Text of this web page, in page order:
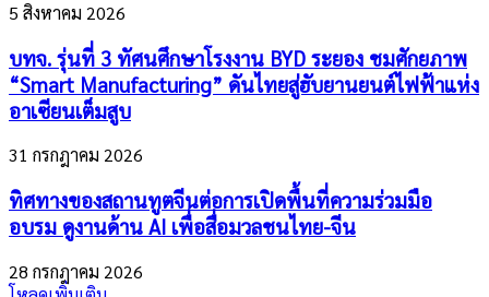
5 สิงหาคม 2026
บทจ. รุ่นที่ 3 ทัศนศึกษาโรงงาน BYD ระยอง ชมศักยภาพ
“Smart Manufacturing” ดันไทยสู่ฮับยานยนต์ไฟฟ้าแห่ง
อาเซียนเต็มสูบ
31 กรกฎาคม 2026
ทิศทางของสถานทูตจีนต่อการเปิดพื้นที่ความร่วมมือ
อบรม ดูงานด้าน AI เพื่อสื่อมวลชนไทย-จีน
28 กรกฎาคม 2026